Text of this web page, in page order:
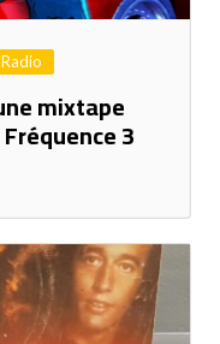
Radio
mixtape
3